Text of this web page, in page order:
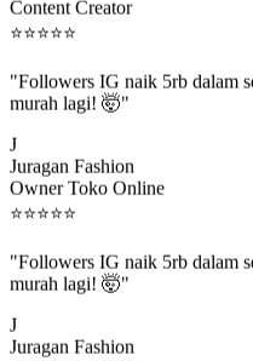
⭐⭐⭐⭐⭐
murah lagi! 🤯"
Juragan Fashion
Owner Toko Online
⭐⭐⭐⭐⭐
murah lagi! 🤯"
Juragan Fashion
Owner Toko Online